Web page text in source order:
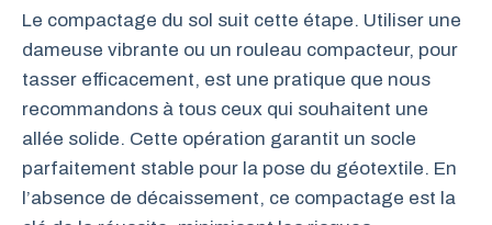
Le compactage du sol suit cette étape. Utiliser une
dameuse vibrante ou un rouleau compacteur, pour
tasser efficacement, est une pratique que nous
recommandons à tous ceux qui souhaitent une
allée solide. Cette opération garantit un socle
parfaitement stable pour la pose du géotextile. En
l’absence de décaissement, ce compactage est la